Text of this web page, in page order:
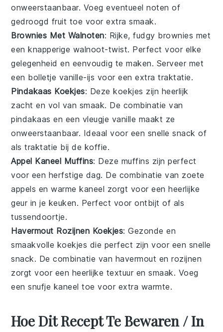
onweerstaanbaar. Voeg eventueel noten of
gedroogd fruit toe voor extra smaak.
Brownies Met Walnoten: Rijke, fudgy brownies met
een knapperige walnoot-twist. Perfect voor elke
gelegenheid en eenvoudig te maken. Serveer met
een bolletje vanille-ijs voor een extra traktatie.
Pindakaas Koekjes: Dezekoekjes zijn heerlijk
zacht en vol van smaak. De combinatie van
pindakaas en een vleugje vanille maakt ze
onweerstaanbaar. Ideaal voor een snelle snack of
als traktatie bij de koffie.
Appel Kaneel Muffins: Deze muffins zijn perfect
voor een herfstige dag. De combinatie van zoete
appels en warme kaneel zorgt voor een heerlijke
geur in je keuken. Perfect voor ontbijt of als
tussendoortje.
Havermout Rozijnen Koekjes: Gezonde en
smaakvolle koekjes die perfect zijn voor een snelle
snack. De combinatie van havermout en rozijnen
zorgt voor een heerlijke textuur en smaak. Voeg
een snufje kaneel toe voor extra warmte.
Hoe Dit Recept Te Bewaren / In